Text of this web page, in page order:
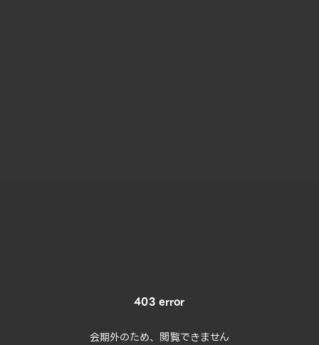
403 error
会期外のため、閲覧できません